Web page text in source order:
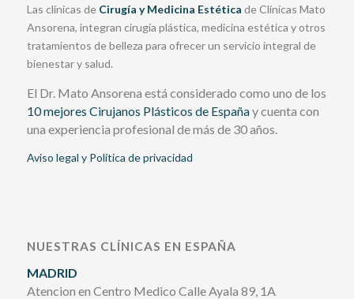
Las clínicas de Cirugía y Medicina Estética de Clínicas Mato
Ansorena, integran cirugía plástica, medicina estética y otros
tratamientos de belleza para ofrecer un servicio integral de
bienestar y salud.
El Dr. Mato Ansorena está considerado como uno de los
10 mejores Cirujanos Plásticos de Españay cuenta con
una experiencia profesional de más de 30 años.
Aviso legal y Política de privacidad
NUESTRAS CLÍNICAS EN ESPAÑA
MADRID
Atencion en Centro Medico Calle Ayala 89, 1A